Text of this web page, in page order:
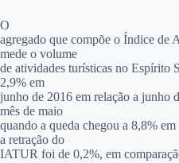
O
agregado que compõe o Índice
mede o volume
de atividades turísticas no Espírito
2,9% em
junho de 2016 em relação a junho
mês de maio
quando a queda chegou a 8,8%
a retração do
IATUR foi de 0,2%, em